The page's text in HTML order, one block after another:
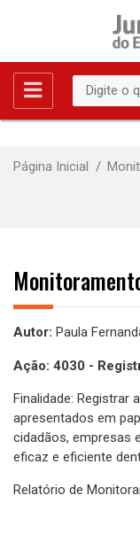
Página Inicial
Autor: Paula
Ação: 4030 -
Finalidade: Registrar
apresentados em
cidadãos, empresas
eficaz e eficiente
Relatório de